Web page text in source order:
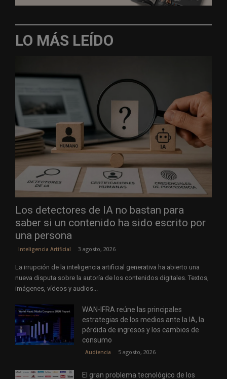
LO MÁS LEÍDO
Los detectores de IA no bastan para
saber si un contenido ha sido escrito por
una persona
Inteligencia Artificial 3 agosto, 2026
La irrupción de la inteligencia artificial generativa ha abierto una
nueva disputa sobre la autoría de los contenidos digitales. Textos,
imágenes, vídeos y audios...
WAN-IFRA reúne las principales
estrategias de los medios ante la IA, la
pérdida de ingresos y los cambios de
consumo
Audiencia 5 agosto, 2026
El gran problema tecnológico de los